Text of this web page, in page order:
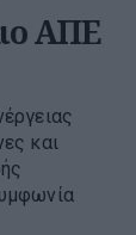
ΑΠΕ
και